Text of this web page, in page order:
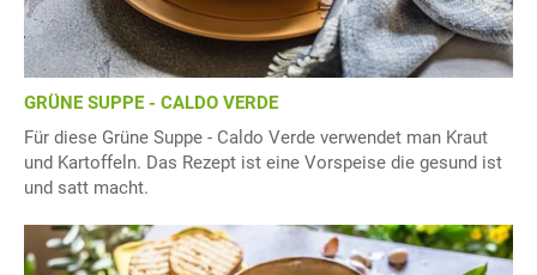
GRÜNE SUPPE - CALDO VERDE
Für diese Grüne Suppe - Caldo Verde verwendet man Kraut
und Kartoffeln. Das Rezept ist eine Vorspeise die gesund ist
und satt macht.